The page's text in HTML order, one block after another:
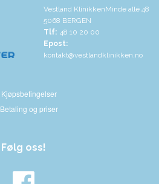
Vestland KlinikkenMinde allé 48
5068 BERGEN
Tlf: 48 10 20 00
Epost:
kontakt@vestlandklinikken.no
Kjøpsbetingelser
Betaling og priser
Følg oss!